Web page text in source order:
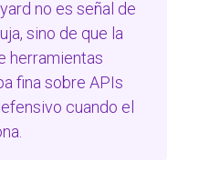
no es señal de
sino de que la
herramientas
fina sobre APIs
cuando el